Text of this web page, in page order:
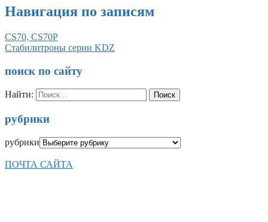
Навигация по записям
CS70, CS70P
Стабилитроны серии KDZ
поиск по сайту
Найти:
рубрики
рубрики
ПОЧТА САЙТА